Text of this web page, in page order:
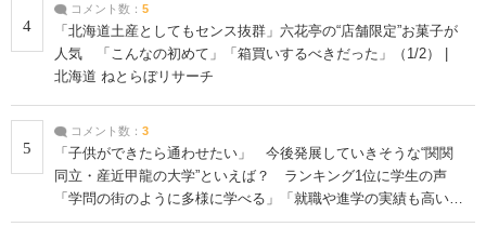
4
コメント数： 5
「北海道土産としてもセンス抜群」六花亭の“店舗限定”お菓子が
人気 「こんなの初めて」「箱買いするべきだった」（1/2） |
北海道 ねとらぼリサーチ
5
コメント数： 3
「子供ができたら通わせたい」 今後発展していきそうな“関関
同立・産近甲龍の大学”といえば？ ランキング1位に学生の声
「学問の街のように多様に学べる」「就職や進学の実績も高い」
| 大学 ねとらぼリサーチ